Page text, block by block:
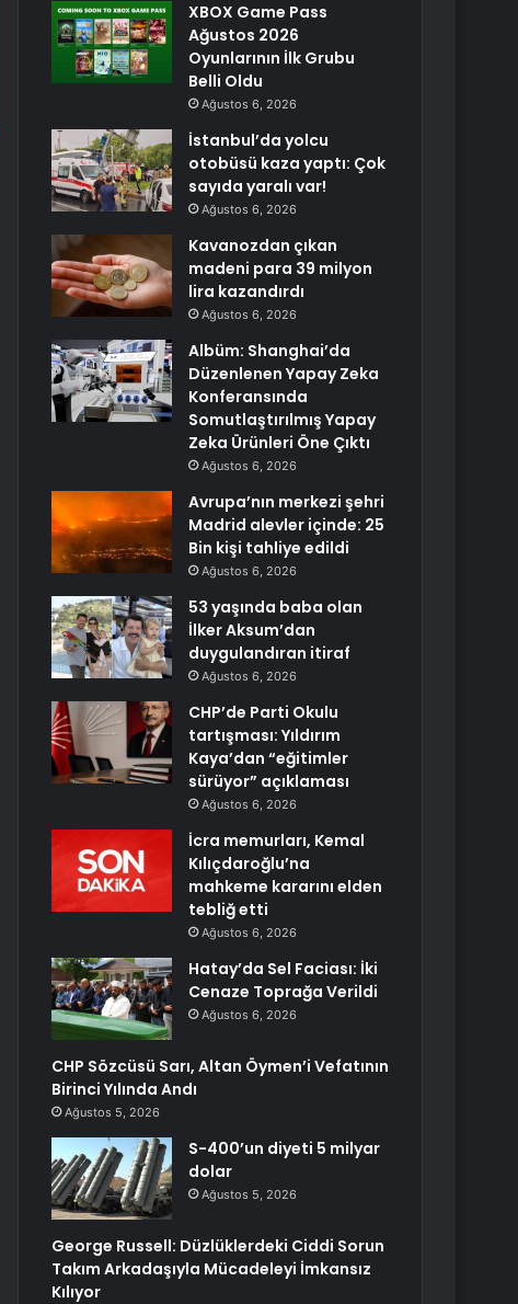
XBOX Game Pass
Ağustos 2026
Oyunlarının İlk Grubu
Belli Oldu
Ağustos 6, 2026
İstanbul’da yolcu
otobüsü kaza yaptı: Çok
sayıda yaralı var!
Ağustos 6, 2026
Kavanozdan çıkan
madeni para 39 milyon
lira kazandırdı
Ağustos 6, 2026
Albüm: Shanghai’da
Düzenlenen Yapay Zeka
Konferansında
Somutlaştırılmış Yapay
Zeka Ürünleri Öne Çıktı
Ağustos 6, 2026
Avrupa’nın merkezi şehri
Madrid alevler içinde: 25
Bin kişi tahliye edildi
Ağustos 6, 2026
53 yaşında baba olan
İlker Aksum’dan
duygulandıran itiraf
Ağustos 6, 2026
CHP’de Parti Okulu
tartışması: Yıldırım
Kaya’dan “eğitimler
sürüyor” açıklaması
Ağustos 6, 2026
İcra memurları, Kemal
Kılıçdaroğlu’na
mahkeme kararını elden
tebliğ etti
Ağustos 6, 2026
Hatay’da Sel Faciası: İki
Cenaze Toprağa Verildi
Ağustos 6, 2026
CHP Sözcüsü Sarı, Altan Öymen’i Vefatının
Birinci Yılında Andı
Ağustos 5, 2026
S-400’un diyeti 5 milyar
dolar
Ağustos 5, 2026
George Russell: Düzlüklerdeki Ciddi Sorun
Takım Arkadaşıyla Mücadeleyi İmkansız
Kılıyor